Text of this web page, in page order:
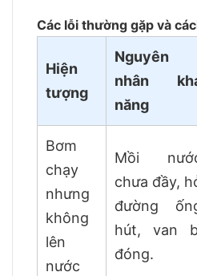
Các lỗi thường gặp và
Hiện
tượng
Nguyên
nhân
năng
Bơm
chạy
nhưng
không
lên
nước
Mồi
chưa đầy,
đường
hút, van
đóng.